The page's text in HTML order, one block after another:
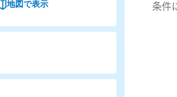
条件
地図で表示